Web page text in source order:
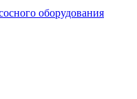
оборудования